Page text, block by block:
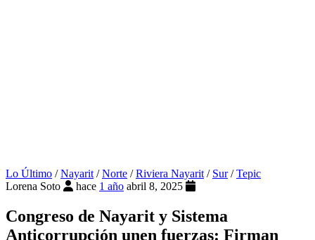
Lo Último /Nayarit/Norte /Riviera Nayarit/ Sur/Tepic
Lorena Soto
hace 1 año abril 8, 2025
Congreso de Nayarit y Sistema
Anticorrupción unen fuerzas: Firman